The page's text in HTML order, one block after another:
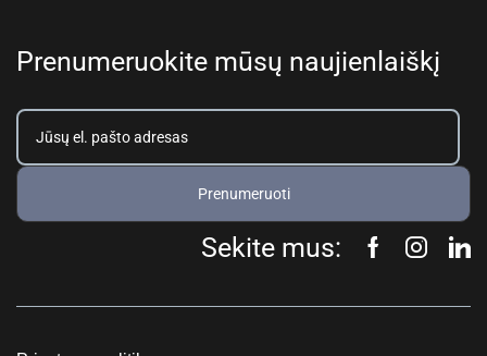
Prenumeruokite mūsų naujienlaiškį
Prenumeruoti
Sekite mus: